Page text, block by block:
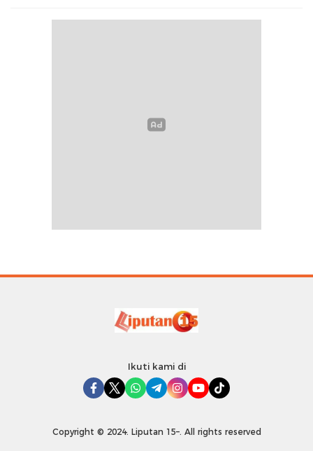
Ikuti kami di
Copyright © 2024. Liputan 15–. All rights reserved